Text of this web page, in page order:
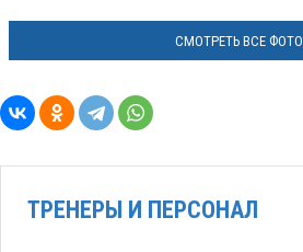
СМОТРЕТЬ ВСЕ ФОТО
ТРЕНЕРЫ И ПЕРСОНАЛ